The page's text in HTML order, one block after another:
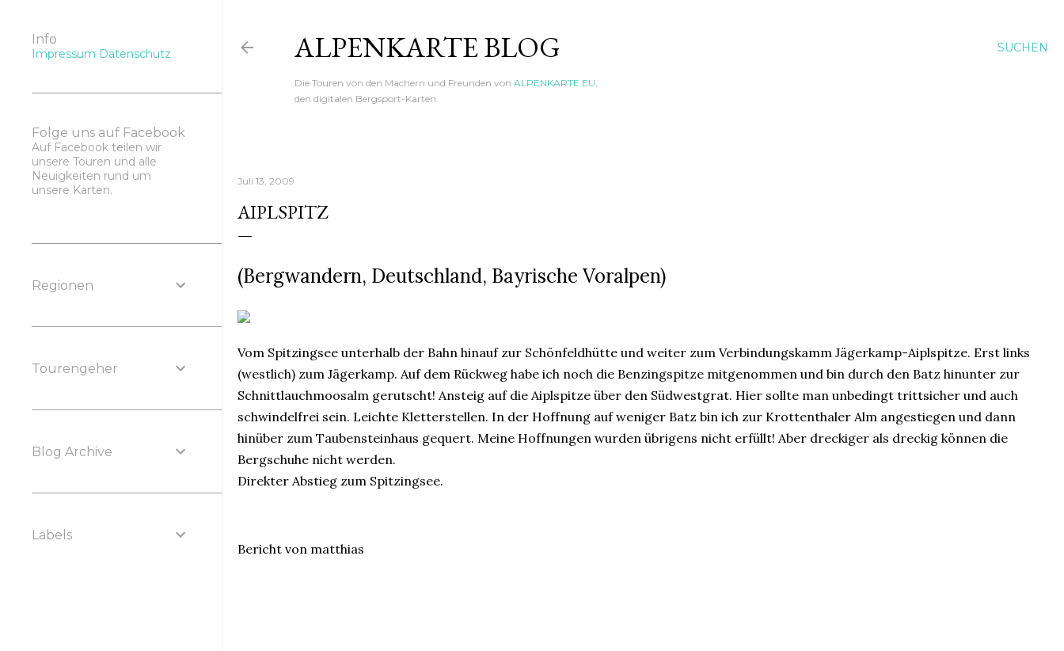
SUCHEN
ALPENKARTE BLOG
Die Touren von den Machern und Freunden von ALPENKARTE.EU,
den digitalen Bergsport-Karten.
Juli 13, 2009
AIPLSPITZ
(Bergwandern, Deutschland, Bayrische Voralpen)
Vom Spitzingsee unterhalb der Bahn hinauf zur Schönfeldhütte und weiter zum Verbindungskamm Jägerkamp-Aiplspitze. Erst links
(westlich) zum Jägerkamp. Auf dem Rückweg habe ich noch die Benzingspitze mitgenommen und bin durch den Batz hinunter zur
Schnittlauchmoosalm gerutscht! Ansteig auf die Aiplspitze über den Südwestgrat. Hier sollte man unbedingt trittsicher und auch
schwindelfrei sein. Leichte Kletterstellen. In der Hoffnung auf weniger Batz bin ich zur Krottenthaler Alm angestiegen und dann
hinüber zum Taubensteinhaus gequert. Meine Hoffnungen wurden übrigens nicht erfüllt! Aber dreckiger als dreckig können die
Bergschuhe nicht werden.
Direkter Abstieg zum Spitzingsee.
Bericht von matthias
Info
Impressum Datenschutz
Folge uns auf Facebook
Auf Facebook teilen wir
unsere Touren und alle
Neuigkeiten rund um
unsere Karten.
Regionen
Tourengeher
Blog Archive
Labels